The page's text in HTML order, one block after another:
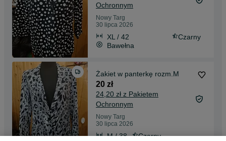
Ochronnym
Nowy Targ
30 lipca 2026
XL / 42
Czarny
Bawełna
Żakiet w panterkę rozm.M
20 zł
24,20 zł z Pakietem
Ochronnym
Nowy Targ
30 lipca 2026
M / 38 Czarny